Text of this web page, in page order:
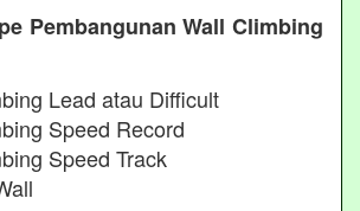
Pembangunan Wall Climbing
Lead atau Difficult
Speed Record
Speed Track